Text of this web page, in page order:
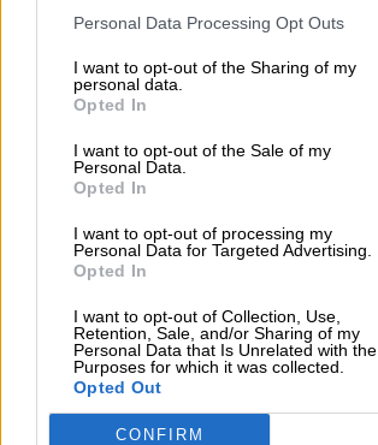
Personal Data Processing Opt Outs
I want to opt-out of the Sharing of my
personal data.
Opted In
I want to opt-out of the Sale of my
Personal Data.
Opted In
I want to opt-out of processing my
Personal Data for Targeted Advertising.
Opted In
I want to opt-out of Collection, Use,
Retention, Sale, and/or Sharing of my
Personal Data that Is Unrelated with the
Purposes for which it was collected.
Opted Out
CONFIRM
Chi
siamo